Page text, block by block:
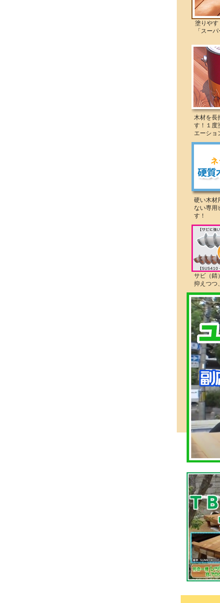
塗りやす
「スーパ
木材を長
す！１度
エーショ
硬い木材
ない専用
す！
サビ（錆
抑えつつ